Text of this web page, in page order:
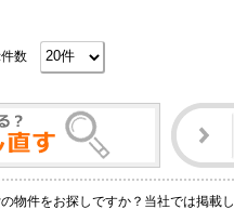
件数
物件をお探しですか？当社では掲載